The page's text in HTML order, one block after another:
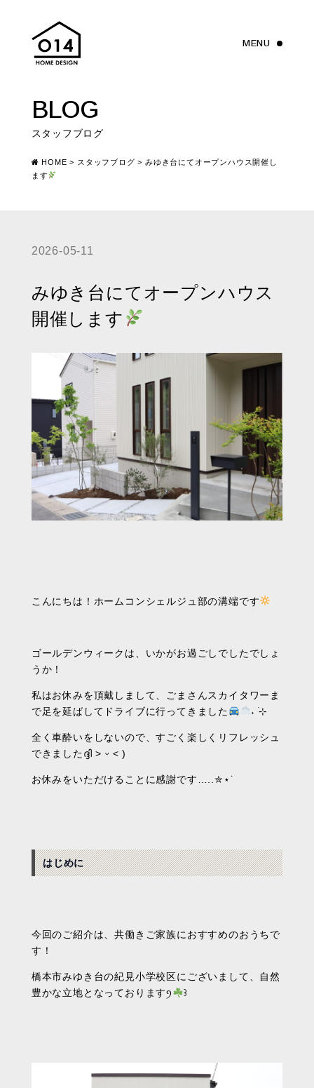
BLOG
スタッフブログ
HOME > スタッフブログ >みゆき台にてオープンハウス開催し
ます
2026-05-11
みゆき台にてオープンハウス
開催します
こんにちは！ホームコンシェルジュ部の溝端です
ゴールデンウィークは、いかがお過ごしでしたでしょ
うか！
私はお休みを頂戴しまして、ごまさんスカイタワーま
で足を延ばしてドライブに行ってきました
˖ ࣪⊹
全く車酔いをしないので、すごく楽しくリフレッシュ
できましたദ്ദി ˃ ᵕ ˂ )
お休みをいただけることに感謝です….. ✮⋆˙
はじめに
今回のご紹介は、共働きご家族におすすめのおうちで
す！
橋本市みゆき台の紀見小学校区にございまして、自然
豊かな立地となっておりますꪆ
꒱